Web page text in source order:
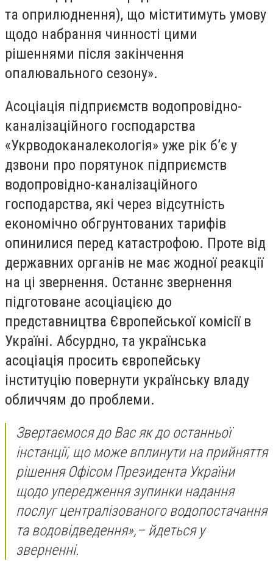
та оприлюднення), що міститимуть умову
щодо набрання чинності цими
рішеннями після закінчення
опалювального сезону».
Асоціація підприємств водопровідно-
каналізаційного господарства
«Укрводоканалекологія» уже рік б’є у
дзвони про порятунок підприємств
водопровідно-каналізаційного
господарства, які через відсутність
економічно обгрунтованих тарифів
опинилися перед катастрофою. Проте від
державних органів не має жодної реакції
на ці звернення. Останнє звернення
підготоване асоціацією до
представництва Європейської комісії в
Україні. Абсурдно, та українська
асоціація просить європейську
інституцію повернути українську владу
обличчям до проблеми.
Звертаємося до Вас як до останньої
інстанції, що може вплинути на прийняття
рішення Офісом Президента України
щодо упередження зупинки надання
послуг централізованого водопостачання
та водовідведення»,– йдеться у
зверненні.